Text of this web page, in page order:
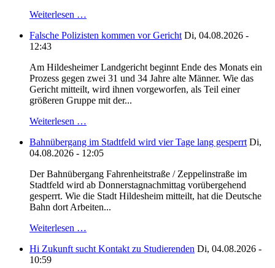
Weiterlesen …
Falsche Polizisten kommen vor Gericht Di, 04.08.2026 -
12:43
Am Hildesheimer Landgericht beginnt Ende des Monats ein
Prozess gegen zwei 31 und 34 Jahre alte Männer. Wie das
Gericht mitteilt, wird ihnen vorgeworfen, als Teil einer
größeren Gruppe mit der...
Weiterlesen …
Bahnübergang im Stadtfeld wird vier Tage lang gesperrt Di,
04.08.2026 - 12:05
Der Bahnübergang Fahrenheitstraße / Zeppelinstraße im
Stadtfeld wird ab Donnerstagnachmittag vorübergehend
gesperrt. Wie die Stadt Hildesheim mitteilt, hat die Deutsche
Bahn dort Arbeiten...
Weiterlesen …
Hi Zukunft sucht Kontakt zu Studierenden Di, 04.08.2026 -
10:59